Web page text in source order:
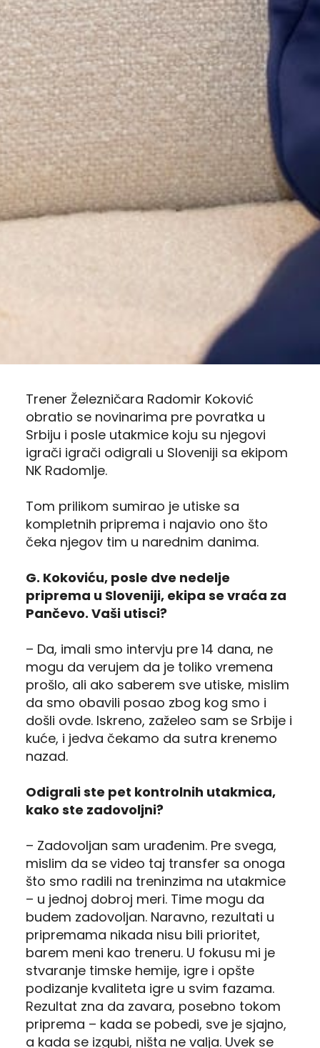
Trener Železničara Radomir Koković
obratio se novinarima pre povratka u
Srbiju i posle utakmice koju su njegovi
igrači igrači odigrali u Sloveniji sa ekipom
NK Radomlje.
Tom prilikom sumirao je utiske sa
kompletnih priprema i najavio ono što
čeka njegov tim u narednim danima.
G. Kokoviću, posle dve nedelje
priprema u Sloveniji, ekipa se vraća za
Pančevo. Vaši utisci?
– Da, imali smo intervju pre 14 dana, ne
mogu da verujem da je toliko vremena
prošlo, ali ako saberem sve utiske, mislim
da smo obavili posao zbog kog smo i
došli ovde. Iskreno, zaželeo sam se Srbije i
kuće, i jedva čekamo da sutra krenemo
nazad.
Odigrali ste pet kontrolnih utakmica,
kako ste zadovoljni?
– Zadovoljan sam urađenim. Pre svega,
mislim da se video taj transfer sa onoga
što smo radili na treninzima na utakmice
– u jednoj dobroj meri. Time mogu da
budem zadovoljan. Naravno, rezultati u
pripremama nikada nisu bili prioritet,
barem meni kao treneru. U fokusu mi je
stvaranje timske hemije, igre i opšte
podizanje kvaliteta igre u svim fazama.
Rezultat zna da zavara, posebno tokom
priprema – kada se pobedi, sve je sjajno,
a kada se izgubi, ništa ne valja. Uvek se